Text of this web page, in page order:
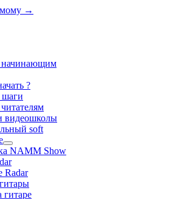
→
начинающим
?
видеошколы
soft
открыть
меню
NAMM Show
Radar